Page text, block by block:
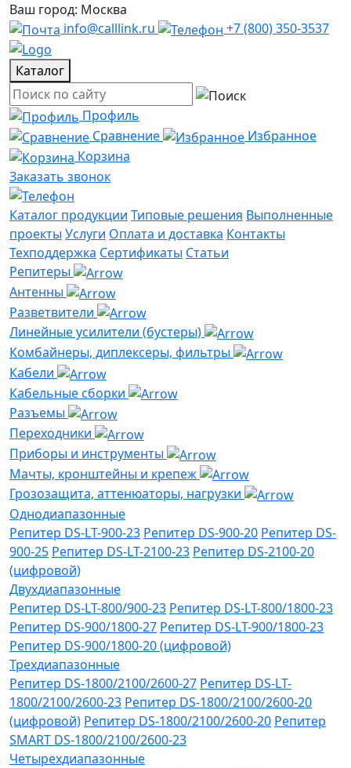
Ваш город: Москва
info@calllink.ru
+7 (800) 350-3537
Каталог
Профиль
Сравнение
Избранное
Корзина
Заказать звонок
Каталог продукции Типовые решения Выполненные
проекты Услуги Оплата и доставка Контакты
Техподдержка Сертификаты Статьи
Репитеры
Антенны
Разветвители
Линейные усилители (бустеры)
Комбайнеры, диплексеры, фильтры
Кабели
Кабельные сборки
Разъемы
Переходники
Приборы и инструменты
Мачты, кронштейны и крепеж
Грозозащита, аттенюаторы, нагрузки
Однодиапазонные
Репитер DS-LT-900-23 Репитер DS-900-20 Репитер DS-
900-25 Репитер DS-LT-2100-23 Репитер DS-2100-20
(цифровой)
Двухдиапазонные
Репитер DS-LT-800/900-23 Репитер DS-LT-800/1800-23
Репитер DS-900/1800-27 Репитер DS-LT-900/1800-23
Репитер DS-900/1800-20 (цифровой)
Трехдиапазонные
Репитер DS-1800/2100/2600-27 Репитер DS-LT-
1800/2100/2600-23 Репитер DS-1800/2100/2600-20
(цифровой) Репитер DS-1800/2100/2600-20 Репитер
SMART DS-1800/2100/2600-23
Четырехдиапазонные